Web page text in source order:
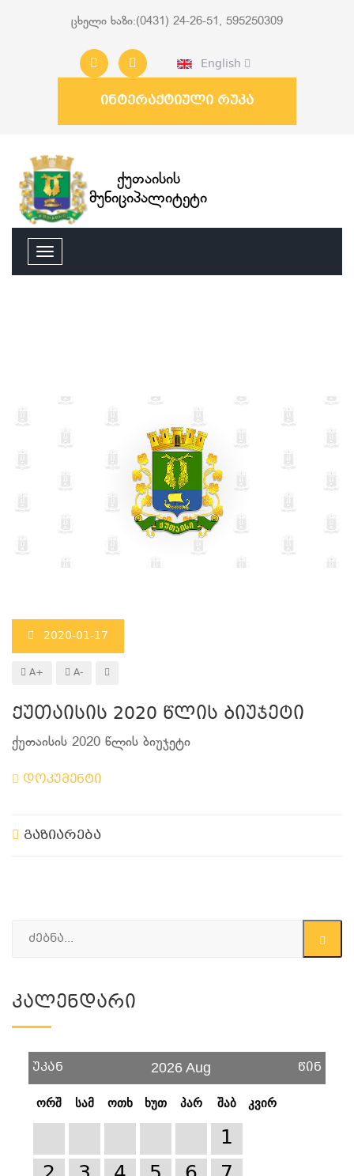
ცხელი ხაზი:(0431) 24-26-51, 595250309
English
ინტერაქტიული რუკა
ქუთაისის
მუნიციპალიტეტი
2020-01-17
A+ A-
ქუთაისის 2020 წლის ბიუჯეტი
ქუთაისის 2020 წლის ბიუჯეტი
დოკუმენტი
გაზიარება
Კალენდარი
უკან 2026 Aug წინ
ორშ სამ ოთხ ხუთ პარ შაბ კვირ
1